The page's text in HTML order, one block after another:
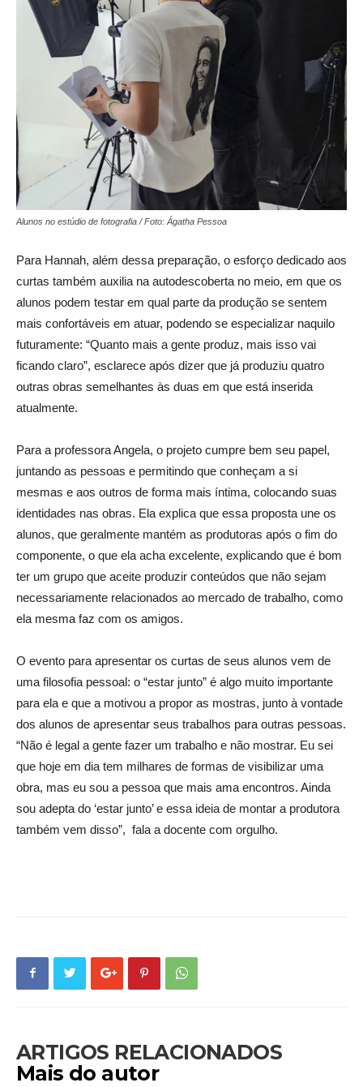
Alunos no estúdio de fotografia / Foto: Ágatha Pessoa
Para Hannah, além dessa preparação, o esforço dedicado aos
curtas também auxilia na autodescoberta no meio, em que os
alunos podem testar em qual parte da produção se sentem
mais confortáveis em atuar, podendo se especializar naquilo
futuramente: “Quanto mais a gente produz, mais isso vai
ficando claro”, esclarece após dizer que já produziu quatro
outras obras semelhantes às duas em que está inserida
atualmente.
Para a professora Angela, o projeto cumpre bem seu papel,
juntando as pessoas e permitindo que conheçam a si
mesmas e aos outros de forma mais íntima, colocando suas
identidades nas obras. Ela explica que essa proposta une os
alunos, que geralmente mantém as produtoras após o fim do
componente, o que ela acha excelente, explicando que é bom
ter um grupo que aceite produzir conteúdos que não sejam
necessariamente relacionados ao mercado de trabalho, como
ela mesma faz com os amigos.
O evento para apresentar os curtas de seus alunos vem de
uma filosofia pessoal: o “estar junto” é algo muito importante
para ela e que a motivou a propor as mostras, junto à vontade
dos alunos de apresentar seus trabalhos para outras pessoas.
“Não é legal a gente fazer um trabalho e não mostrar. Eu sei
que hoje em dia tem milhares de formas de visibilizar uma
obra, mas eu sou a pessoa que mais ama encontros. Ainda
sou adepta do ‘estar junto’ e essa ideia de montar a produtora
também vem disso”, fala a docente com orgulho.
ARTIGOS RELACIONADOS
Mais do autor